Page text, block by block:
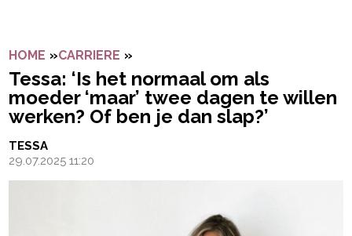
HOME »CARRIERE »
Tessa: ‘Is het normaal om als
moeder ‘maar’ twee dagen te willen
werken? Of ben je dan slap?’
TESSA
29.07.2025 11:20